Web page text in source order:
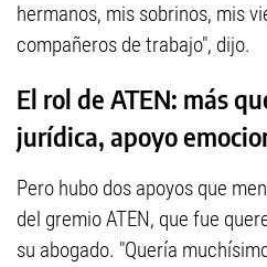
hermanos, mis sobrinos, mis
compañeros de trabajo", dijo.
El rol de ATEN: más
jurídica, apoyo
Pero hubo dos apoyos que
del gremio ATEN, que fue
su abogado. "Quería